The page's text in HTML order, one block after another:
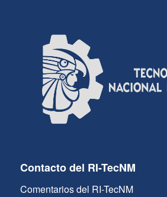
Contacto del RI-TecNM
Comentarios del RI-TecNM